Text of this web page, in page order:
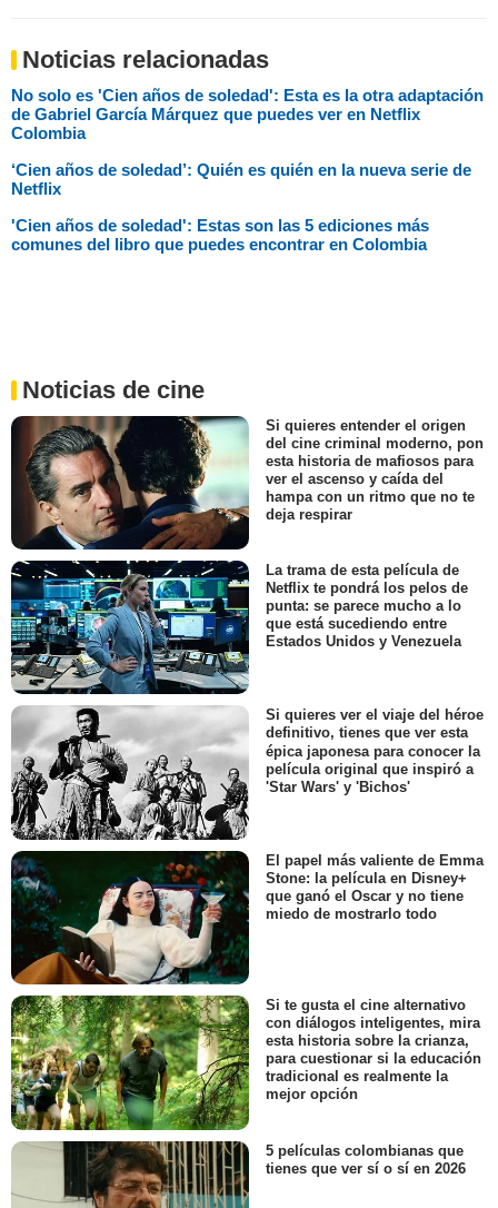
Noticias relacionadas
No solo es 'Cien años de soledad': Esta es la otra adaptación
de Gabriel García Márquez que puedes ver en Netflix
Colombia
‘Cien años de soledad’: Quién es quién en la nueva serie de
Netflix
'Cien años de soledad': Estas son las 5 ediciones más
comunes del libro que puedes encontrar en Colombia
Noticias de cine
Si quieres entender el origen
del cine criminal moderno, pon
esta historia de mafiosos para
ver el ascenso y caída del
hampa con un ritmo que no te
deja respirar
La trama de esta película de
Netflix te pondrá los pelos de
punta: se parece mucho a lo
que está sucediendo entre
Estados Unidos y Venezuela
Si quieres ver el viaje del héroe
definitivo, tienes que ver esta
épica japonesa para conocer la
película original que inspiró a
'Star Wars' y 'Bichos'
El papel más valiente de Emma
Stone: la película en Disney+
que ganó el Oscar y no tiene
miedo de mostrarlo todo
Si te gusta el cine alternativo
con diálogos inteligentes, mira
esta historia sobre la crianza,
para cuestionar si la educación
tradicional es realmente la
mejor opción
5 películas colombianas que
tienes que ver sí o sí en 2026